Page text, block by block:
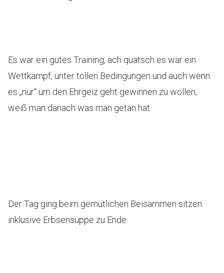
Es war ein gutes Training, ach quatsch es war ein
Wettkampf, unter tollen Bedingungen und auch wenn
es „nur“ um den Ehrgeiz geht gewinnen zu wollen,
weiß man danach was man getan hat.
Der Tag ging beim gemütlichen Beisammen sitzen
inklusive Erbsensuppe zu Ende.